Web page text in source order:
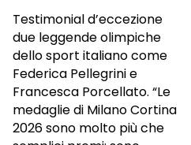
Testimonial d’eccezione
due leggende olimpiche
dello sport italiano come
Federica Pellegrini e
Francesca Porcellato. “Le
medaglie di Milano Cortina
2026 sono molto più che